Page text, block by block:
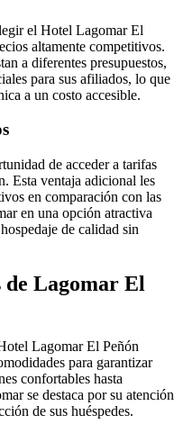
el Hotel Lagomar El
altamente competitivos.
a diferentes presupuestos,
para sus afiliados, lo que
a un costo accesible.
de acceder a tarifas
Esta ventaja adicional les
en comparación con las
en una opción atractiva
de calidad sin
de Lagomar El
Lagomar El Peñón
para garantizar
confortables hasta
se destaca por su atención
de sus huéspedes.